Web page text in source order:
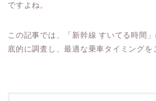
ですよね。
この記事では、「新幹線 すいてる時間
底的に調査し、最適な乗車タイミングを